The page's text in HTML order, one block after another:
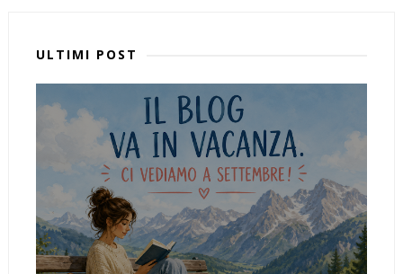
ULTIMI POST